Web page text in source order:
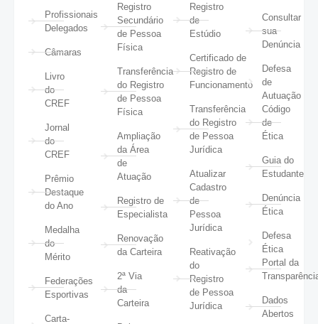
Profissionais
Delegados
Câmaras
Livro
do
CREF
Jornal
do
CREF
Prêmio
Destaque
do Ano
Medalha
do
Mérito
Federações
Esportivas
Carta-
Registro
Secundário
de Pessoa
Física
Transferência
do Registro
de Pessoa
Física
Ampliação
da Área
de
Atuação
Registro de
Especialista
Renovação
da Carteira
2ª Via
da
Carteira
Registro
de
Estúdio
Certificado de
Registro de
Funcionamento
Transferência
do Registro
de Pessoa
Jurídica
Atualizar
Cadastro
de
Pessoa
Jurídica
Reativação
do
Registro
de Pessoa
Jurídica
Consultar
sua
Denúncia
Defesa
de
Autuação
Código
de
Ética
Guia do
Estudante
Denúncia
Ética
Defesa
Ética
Portal da
Dados
Abertos